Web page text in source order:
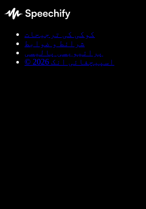
کوکی کی ترجیحات
شرائط و ضوابط
پرائیویسی پالیسی
© اسپیچفائی انک 2026